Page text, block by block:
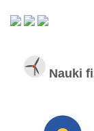
Nauki